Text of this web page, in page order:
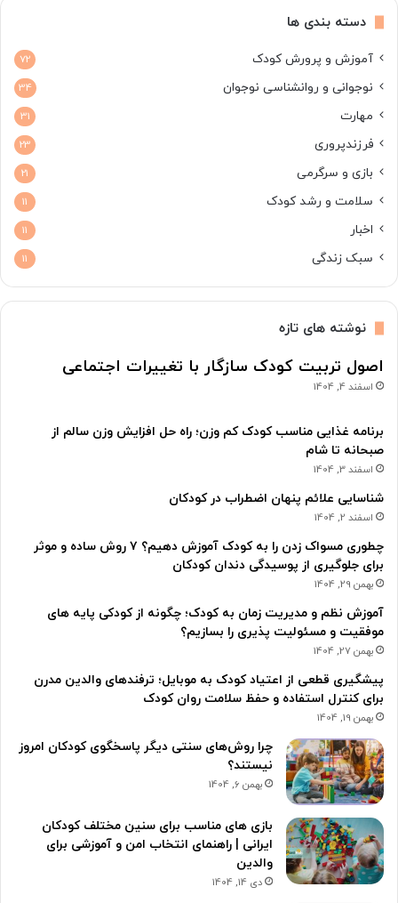
دسته بندی ها
آموزش و پرورش کودک 72
نوجوانی و روانشناسی نوجوان 34
مهارت 31
فرزندپروری 23
بازی و سرگرمی 21
سلامت و رشد کودک 11
اخبار 11
سبک زندگی 11
نوشته های تازه
اصول تربیت کودک سازگار با تغییرات اجتماعی
اسفند 4, 1404
برنامه غذایی مناسب کودک کم وزن؛ راه حل افزایش وزن سالم از
صبحانه تا شام
اسفند 3, 1404
شناسایی علائم پنهان اضطراب در کودکان
اسفند 2, 1404
چطوری مسواک زدن را به کودک آموزش دهیم؟ ۷ روش ساده و موثر
برای جلوگیری از پوسیدگی دندان کودکان
بهمن 29, 1404
آموزش نظم و مدیریت زمان به کودک؛ چگونه از کودکی پایه های
موفقیت و مسئولیت پذیری را بسازیم؟
بهمن 27, 1404
پیشگیری قطعی از اعتیاد کودک به موبایل؛ ترفندهای والدین مدرن
برای کنترل استفاده و حفظ سلامت روان کودک
بهمن 19, 1404
چرا روش‌های سنتی دیگر پاسخگوی کودکان امروز
نیستند؟
بهمن 6, 1404
بازی های مناسب برای سنین مختلف کودکان
ایرانی | راهنمای انتخاب امن و آموزشی برای
والدین
دی 14, 1404